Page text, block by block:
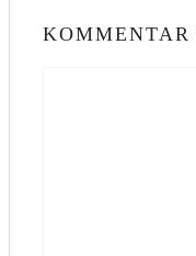
KOMMENTAR